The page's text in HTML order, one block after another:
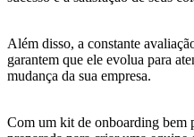
Além disso, a constante
garantem que ele evolua para
mudança da sua empresa.
Com um kit de onboarding bem